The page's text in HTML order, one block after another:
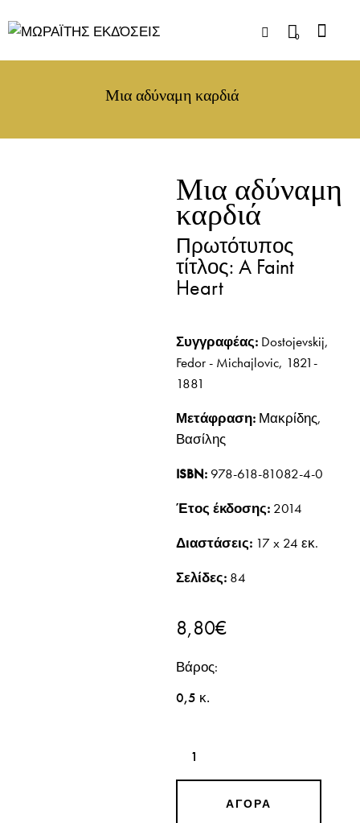
0
Μια αδύναμη καρδιά
Μια αδύναμη
καρδιά
Πρωτότυπος
τίτλος: A Faint
Heart
Συγγραφέας: Dostojevskij,
Fedor - Michajlovic, 1821-
1881
Μετάφραση: Μακρίδης,
Βασίλης
ISBN: 978-618-81082-4-0
Έτος έκδοσης: 2014
Διαστάσεις: 17 x 24 εκ.
Σελίδες: 84
8,80€
Βάρος
0,5 κ.
ΑΓΟΡΆ